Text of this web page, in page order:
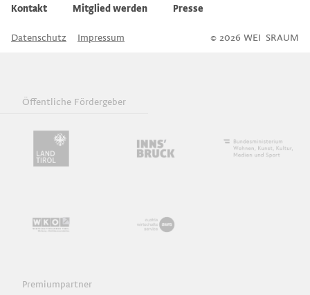
Kontakt Mitglied werden Presse
Datenschutz Impressum © 2026 WEI SRAUM
Öffentliche Fördergeber
Premiumpartner